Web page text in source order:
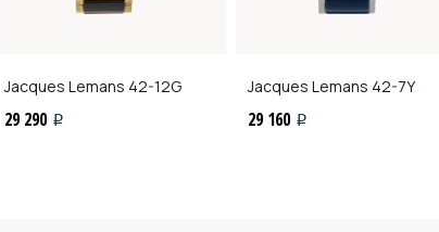
Jacques Lemans 42-12G
29 290 i
Jacques Lemans 42-7Y
29 160 i